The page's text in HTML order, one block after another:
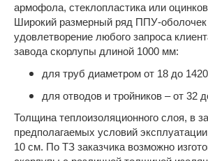
армофола, стеклопластика или
Широкий размерный ряд ППУ-оболочек
удовлетворение любого запроса
завода скорлупы длиной 1000 мм:
для труб диаметром от 18 до
для отводов и тройников – от 32
Толщина теплоизоляционного слоя, в
предполагаемых условий
10 см. По ТЗ заказчика возможно